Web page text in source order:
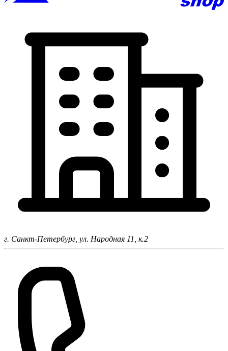
г. Санкт-Петербург, ул. Народная 11, к.2